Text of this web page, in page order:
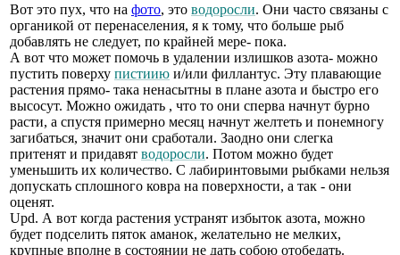
Вот это пух, что на фото, это водоросли. Они часто связаны с
органикой от перенаселения, я к тому, что больше рыб
добавлять не следует, по крайней мере- пока.
А вот что может помочь в удалении излишков азота- можно
пустить поверху пистиию и/или филлантус. Эту плавающие
растения прямо- така ненасытны в плане азота и быстро его
высосут. Можно ожидать , что то они сперва начнут бурно
расти, а спустя примерно месяц начнут желтеть и понемногу
загибаться, значит они сработали. Заодно они слегка
притенят и придавят водоросли. Потом можно будет
уменьшить их количество. С лабиринтовыми рыбками нельзя
допускать сплошного ковра на поверхности, а так - они
оценят.
Upd. А вот когда растения устранят избыток азота, можно
будет подселить пяток аманок, желательно не мелких,
крупные вполне в состоянии не дать собою отобедать.